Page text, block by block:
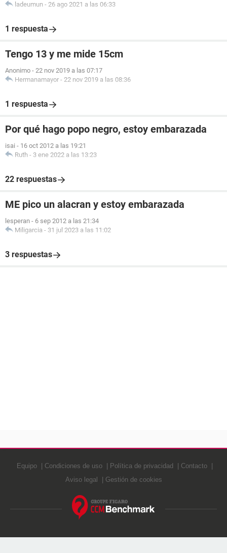
ladeumun - 26 ago 2021 a las 06:33
1 respuesta
Tengo 13 y me mide 15cm
Anonimo - 22 nov 2019 a las 07:17
Hermanamayor - 22 nov 2019 a las 08:36
1 respuesta
Por qué hago popo negro, estoy embarazada
isai - 16 oct 2012 a las 19:21
Ruth - 3 ene 2022 a las 13:23
22 respuestas
ME pico un alacran y estoy embarazada
lesperan - 6 sep 2012 a las 21:34
Miligarcia - 31 jul 2023 a las 11:02
3 respuestas
Equipo Condiciones de uso Política de privacidad
Contacto
Aviso legal
Gestión de cookies